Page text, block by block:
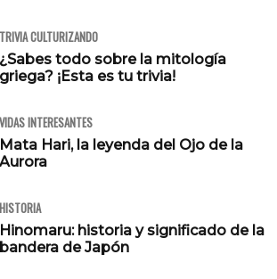
TRIVIA CULTURIZANDO
¿Sabes todo sobre la mitología
griega? ¡Esta es tu trivia!
VIDAS INTERESANTES
Mata Hari, la leyenda del Ojo de la
Aurora
HISTORIA
Hinomaru: historia y significado de la
bandera de Japón